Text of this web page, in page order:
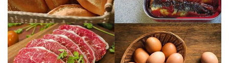
để tiết kiệm thời gian